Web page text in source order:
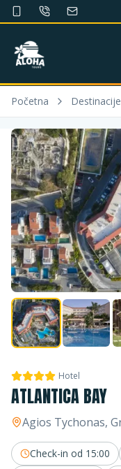
Početna Destinacije
Hotel
ATLANTICA BAY
Agios Tychonas,
Check-in od 15:00